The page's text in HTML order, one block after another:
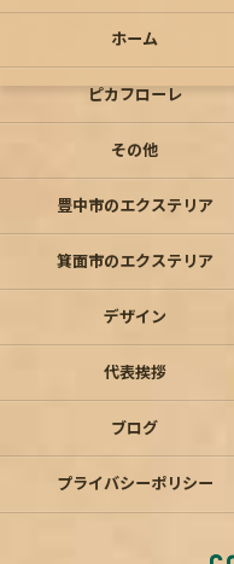
ホーム
ピカフローレ
その他
豊中市のエクステリア
箕面市のエクステリア
デザイン
代表挨拶
ブログ
プライバシーポリシー